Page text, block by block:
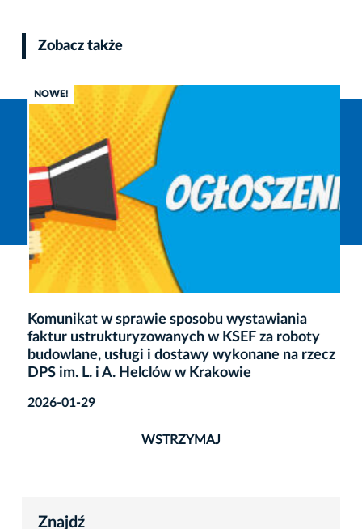
Zobacz także
NOWE!
Komunikat w sprawie sposobu wystawiania
faktur ustrukturyzowanych w KSEF za roboty
budowlane, usługi i dostawy wykonane na rzecz
DPS im. L. i A. Helclów w Krakowie
2026-01-29
WSTRZYMAJ
Znajdź